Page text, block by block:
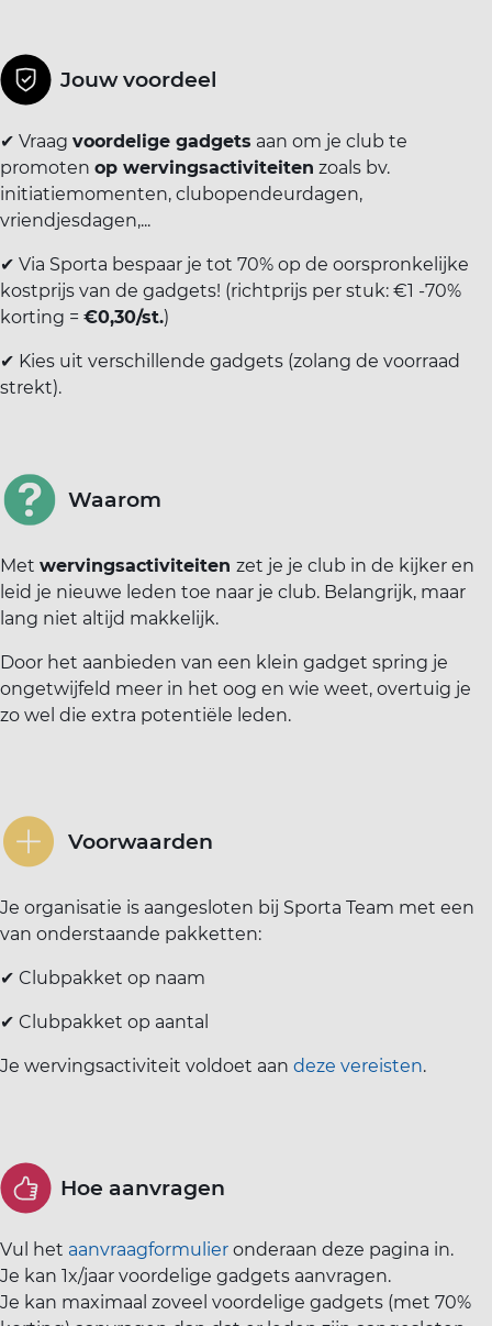
sporten
Jouw voordeel
✔ Vraag voordelige gadgets aan om je club te
promoten op wervingsactiviteiten zoals bv.
initiatiemomenten, clubopendeurdagen,
vriendjesdagen,...
✔ Via Sporta bespaar je tot 70% op de oorspronkelijke
kostprijs van de gadgets! (richtprijs per stuk: €1 -70%
korting = €0,30/st.)
✔ Kies uit verschillende gadgets (zolang de voorraad
strekt).
Waarom
Met wervingsactiviteiten zet je je club in de kijker en
leid je nieuwe leden toe naar je club. Belangrijk, maar
lang niet altijd makkelijk.
Door het aanbieden van een klein gadget spring je
ongetwijfeld meer in het oog en wie weet, overtuig je
zo wel die extra potentiële leden.
Voorwaarden
Je organisatie is aangesloten bij Sporta Team met een
van onderstaande pakketten:
✔ Clubpakket op naam
✔ Clubpakket op aantal
‌Je wervingsactiviteit voldoet aan deze vereisten.
Hoe aanvragen
Vul het aanvraagformulier onderaan deze pagina in.
Je kan 1x/jaar voordelige gadgets aanvragen.
Je kan maximaal zoveel voordelige gadgets (met 70%